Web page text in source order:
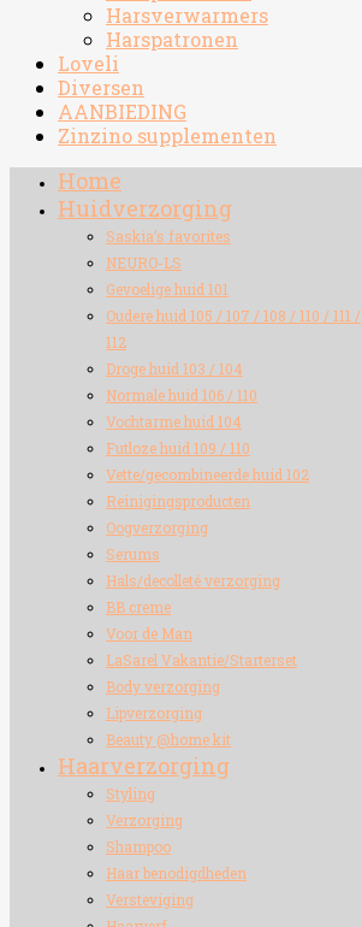
Harsverwarmers
Harspatronen
Loveli
Diversen
AANBIEDING
Zinzino supplementen
Home
Huidverzorging
Saskia’s favorites
NEURO-LS
Gevoelige huid 101
Oudere huid 105 / 107 / 108 / 110 / 111 /
112
Droge huid 103 / 104
Normale huid 106 / 110
Vochtarme huid 104
Futloze huid 109 / 110
Vette/gecombineerde huid 102
Reinigingsproducten
Oogverzorging
Serums
Hals/decolleté verzorging
BB creme
Voor de Man
LaSarel Vakantie/Starterset
Body verzorging
Lipverzorging
Beauty @home kit
Haarverzorging
Styling
Verzorging
Shampoo
Haar benodigdheden
Versteviging